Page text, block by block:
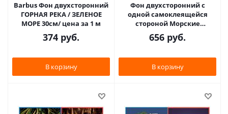
Barbus Фон двухсторонний
ГОРНАЯ РЕКА / ЗЕЛЕНОЕ
МОРЕ 30см/ цена за 1 м
374 руб.
В корзину
Фон двухсторонний с
одной самоклеящейся
стороной Морские
кораллы/Подводный мир
50x100см 9096-1/9097+
656 руб.
В корзину